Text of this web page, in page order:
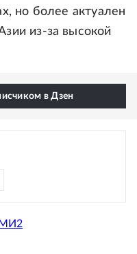
но более актуален
из-за высокой
в Дзен